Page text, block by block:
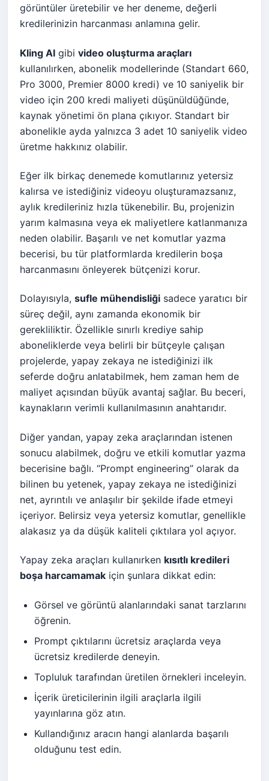
görüntüler üretebilir ve her deneme, değerli
kredilerinizin harcanması anlamına gelir.
Kling AI gibi video oluşturma araçları
kullanılırken, abonelik modellerinde (Standart 660,
Pro 3000, Premier 8000 kredi) ve 10 saniyelik bir
video için 200 kredi maliyeti düşünüldüğünde,
kaynak yönetimi ön plana çıkıyor. Standart bir
abonelikle ayda yalnızca 3 adet 10 saniyelik video
üretme hakkınız olabilir.
Eğer ilk birkaç denemede komutlarınız yetersiz
kalırsa ve istediğiniz videoyu oluşturamazsanız,
aylık kredileriniz hızla tükenebilir. Bu, projenizin
yarım kalmasına veya ek maliyetlere katlanmanıza
neden olabilir. Başarılı ve net komutlar yazma
becerisi, bu tür platformlarda kredilerin boşa
harcanmasını önleyerek bütçenizi korur.
Dolayısıyla, sufle mühendisliği sadece yaratıcı bir
süreç değil, aynı zamanda ekonomik bir
gerekliliktir. Özellikle sınırlı krediye sahip
aboneliklerde veya belirli bir bütçeyle çalışan
projelerde, yapay zekaya ne istediğinizi ilk
seferde doğru anlatabilmek, hem zaman hem de
maliyet açısından büyük avantaj sağlar. Bu beceri,
kaynakların verimli kullanılmasının anahtarıdır.
Diğer yandan, yapay zeka araçlarından istenen
sonucu alabilmek, doğru ve etkili komutlar yazma
becerisine bağlı. “Prompt engineering” olarak da
bilinen bu yetenek, yapay zekaya ne istediğinizi
net, ayrıntılı ve anlaşılır bir şekilde ifade etmeyi
içeriyor. Belirsiz veya yetersiz komutlar, genellikle
alakasız ya da düşük kaliteli çıktılara yol açıyor.
Yapay zeka araçları kullanırken kısıtlı kredileri
boşa harcamamak için şunlara dikkat edin:
Görsel ve görüntü alanlarındaki sanat tarzlarını
öğrenin.
Prompt çıktılarını ücretsiz araçlarda veya
ücretsiz kredilerde deneyin.
Topluluk tarafından üretilen örnekleri inceleyin.
İçerik üreticilerinin ilgili araçlarla ilgili
yayınlarına göz atın.
Kullandığınız aracın hangi alanlarda başarılı
olduğunu test edin.